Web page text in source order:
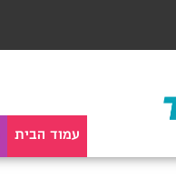
עמוד הבית